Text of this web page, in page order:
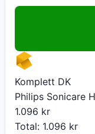
Komplett DK
Philips Sonicare
1.096 kr
Total: 1.096 kr